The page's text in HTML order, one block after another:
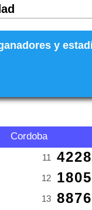
y
Cordoba
11 4228
12 1805
13 8876